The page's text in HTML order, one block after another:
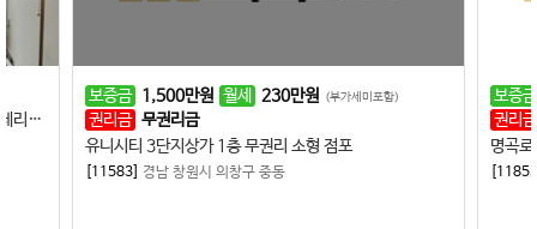
사림동 현대썬앤빌스퀘어 1층 상가 임대 깔끔한 인테리어 최상급 접근성
보증금 1,500만원 월세 230만원 (부가세미포함)
권리금 무권리금
유니시티 3단지상가 1층 무권리 소형 점포
[11583] 경남 창원시 의창구 중동
보증금
권리금
명곡